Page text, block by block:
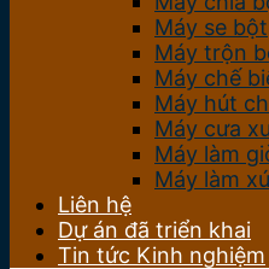
Máy se bột
Máy trộn
Máy chế
Máy hút
Máy cưa
Máy làm
Máy làm
Liên hệ
Dự án đã triển khai
Tin tức Kinh nghiệm